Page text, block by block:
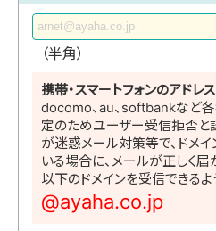
（半角）
携帯・スマートフォンのアドレ
docomo、au、softbankなど各
定のためユーザー受信拒否と
が迷惑メール対策等で、ドメ
いる場合に、メールが正しく届
以下のドメインを受信できるよ
@ayaha.co.jp